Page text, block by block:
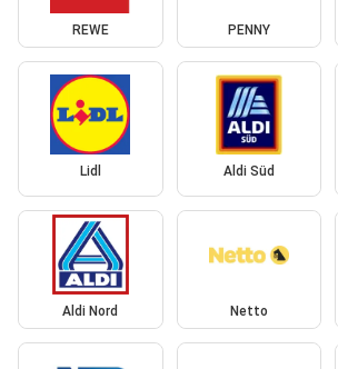
REWE PENNY
Lidl Aldi Süd
Aldi Nord Netto